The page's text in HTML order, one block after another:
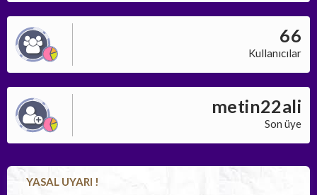
66
Kullanıcılar
metin22ali
Son üye
YASAL UYARI !